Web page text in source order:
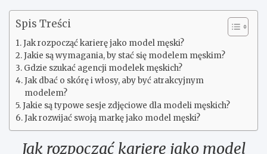
Spis Treści
Jak rozpocząć karierę jako model męski?
Jakie są wymagania, by stać się modelem męskim?
Gdzie szukać agencji modelek męskich?
Jak dbać o skórę i włosy, aby być atrakcyjnym
modelem?
Jakie są typowe sesje zdjęciowe dla modeli męskich?
Jak rozwijać swoją markę jako model męski?
Jak rozpocząć karierę jako model